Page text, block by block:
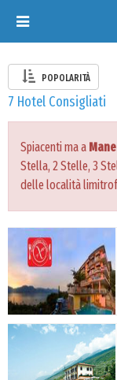
Toggle
navigation
POPOLARITÀ
7 Hotel Consigliati
Spiacenti ma a
Stella, 2 Stelle, 3
delle località